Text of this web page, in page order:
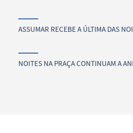
ASSUMAR RECEBE A ÚLTIMA DAS
NOITES NA PRAÇA CONTINUAM A